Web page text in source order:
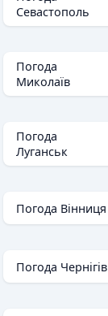
Севастополь
Погода
Миколаїв
Погода
Луганськ
Погода Вінниця
Погода Чернігів